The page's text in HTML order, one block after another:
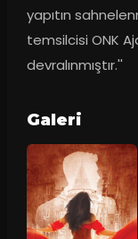
yapıtın
temsilcisi ONK
devralınmıştır.''
Galeri